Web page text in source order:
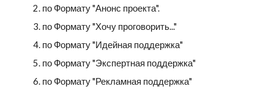
по Формату "Анонс проекта".
по Формату "Хочу проговорить..."
по Формату "Идейная поддержка"
по Формату "Экспертная поддержка"
по Формату "Рекламная поддержка"